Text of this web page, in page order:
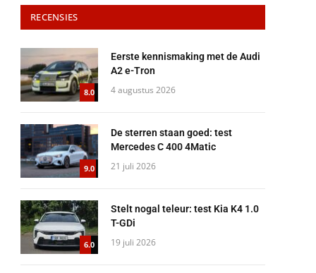
RECENSIES
8.0
Eerste kennismaking met de Audi
A2 e-Tron
4 augustus 2026
9.0
De sterren staan goed: test
Mercedes C 400 4Matic
21 juli 2026
6.0
Stelt nogal teleur: test Kia K4 1.0
T-GDi
19 juli 2026